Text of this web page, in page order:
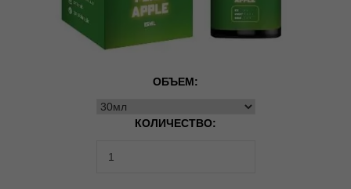
ОБЪЕМ:
КОЛИЧЕСТВО: